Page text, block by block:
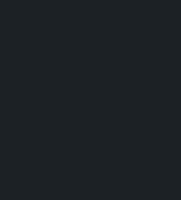
คูณของจํานวนใด ๆ ที่คูณด้วย 0
ใด ๆ คูณด้วย 1 คือจํานวนเอง
าหรับนักเรียนในการจดจํา
วลาที่เฉพาะเจาะจงในแต่ละวัน